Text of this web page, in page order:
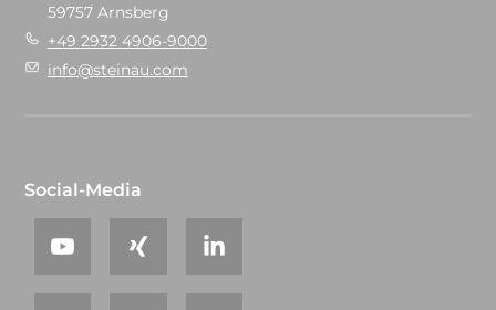
59757 Arnsberg
+49 2932 4906-9000
info@steinau.com
Social-Media